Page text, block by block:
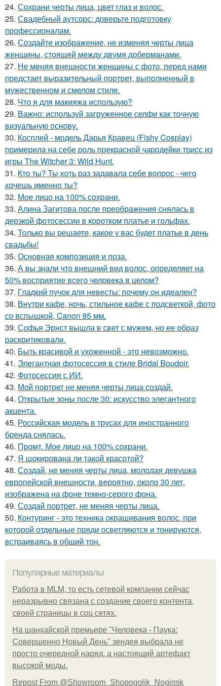
24. Сохрани черты лица, цвет глаз и волос.
25. Свадебный аутсорс: доверьте подготовку
профессионалам.
26. Создайте изображение, не изменяя черты лица
женщины, стоящей между двумя доберманами.
27. Не меняя внешности женщины с фото, перед нами
предстает выразительный портрет, выполненный в
мужественном и смелом стиле.
28. Что я для макияжа использую?
29. Важно: используй загруженное селфи как точную
визуальную основу.
30. Косплей - модель Дарья Кравец (Fishy Cosplay)
примерила на себе роль прекрасной чародейки трисс из
игры The Witcher 3: Wild Hunt.
31. Кто ты? Ты хоть раз задавала себе вопрос - чего
хочешь именно ты?
32. Мое лицо на 100% сохрани.
33. Алина Загитова после преображения снялась в
дерзкой фотосессии в коротком платье и гольфах.
34. Только вы решаете, какое у вас будет платье в день
свадьбы!
35. Основная композиция и поза.
36. А вы знали что внешний вид волос, определяет на
50% восприятие всего человека в целом?
37. Гладкий пучок для невесты: почему он идеален?
38. Внутри кафе, ночь, стильное кафе с подсветкой, фото
со вспышкой, Canon 85 мм.
39. Софья Эрнст вышла в свет с мужем, но ее образ
раскритиковали.
40. Быть красивой и ухоженной - это невозможно.
41. Элегантная фотосессия в стиле Bridal Boudoir.
42. Фотосессия с ИИ.
43. Мой портрет не меняя черты лица создай.
44. Открытые зоны после 30: искусство элегантного
акцента.
45. Российская модель в трусах для иностранного
бренда снялась.
46. Промт. Мое лицо на 100% сохрани.
47. Я шокирована ли такой красотой?
48. Создай, не меняя черты лица, молодая девушка
европейской внешности, вероятно, около 30 лет,
изображена на фоне темно-серого фона.
49. Создай портрет, не меняя черты лица.
50. Контуринг - это техника окрашивания волос, при
которой отдельные пряди осветляются и тонируются,
встраиваясь в общий тон.
Популярные материалы
Работа в MLM, то есть сетевой компании сейчас
неразрывно связана с создание своего контента,
своей страницы в соц сетях.
На шанхайской премьере "Человека - Паука:
Совершенно Новый День" зендея выбрала не
просто очередной наряд, а настоящий артефакт
высокой моды.
Repost From @Showroom_Shopogolik_Noginsk